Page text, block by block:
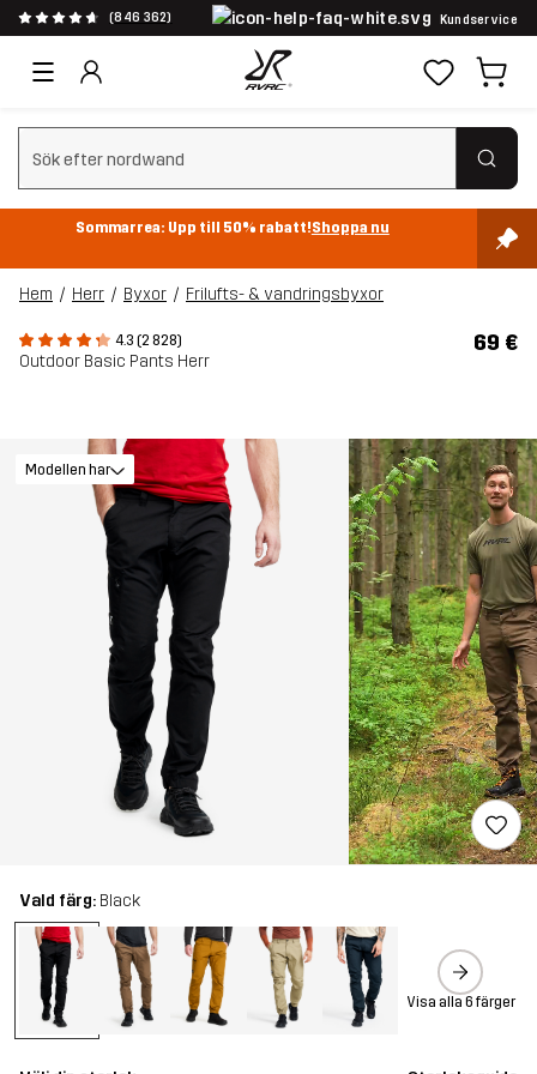
(846 362) Kundservice
Rensa sök
Sommarrea: Upp till 50% rabatt!Shoppa nu
Hem Herr Byxor Frilufts- & vandringsbyxor
4.3 (2 828)
Outdoor Basic Pants Herr
69 €
Modellen har
Vald färg: Black
Visa alla 6 färger